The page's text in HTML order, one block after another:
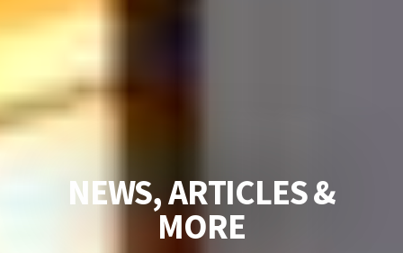
NEWS,ARTICLES&
MORE